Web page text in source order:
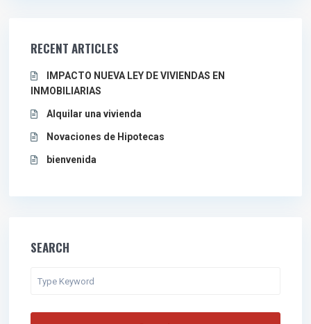
RECENT ARTICLES
IMPACTO NUEVA LEY DE VIVIENDAS EN
INMOBILIARIAS
Alquilar una vivienda
Novaciones de Hipotecas
bienvenida
SEARCH